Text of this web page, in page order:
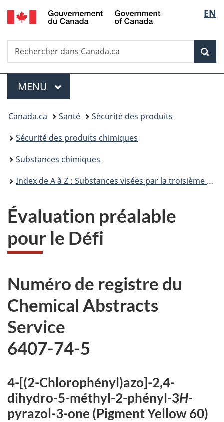
Passer
au
principal
Passer
à
Au
du
Passer
à
version
simplifiée
de
la
EN
Recherche
Rechercher
dans
Menu
MENU PRINCIPAL
Vous
êtes
ici :
Canada.ca Santé
Sécurité des produits
Sécurité des produits chimiques
Substances chimiques
Index de A à Z : Substances visées par la troisième phase du Plan de gestion des produits chimiques
Évaluation préalable
pour le Défi
Numéro de registre du
Chemical Abstracts
Service
6407-74-5
4-[(2-Chlorophényl)azo]-2,4-
dihydro-5-méthyl-2-phényl-3H-
pyrazol-3-one (Pigment Yellow 60)